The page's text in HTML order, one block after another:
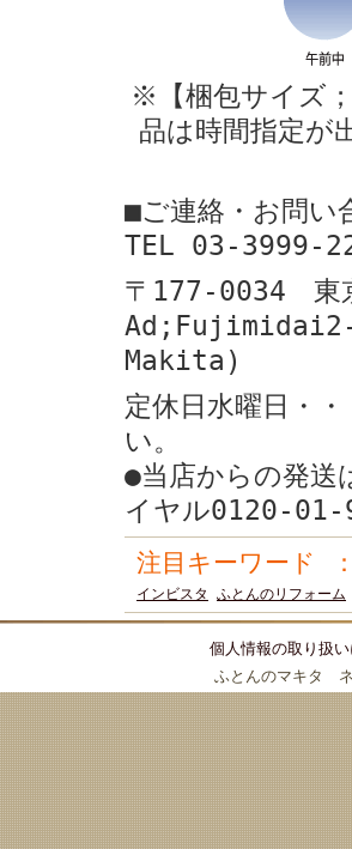
※【梱包サイズ
品は時間指定が
■ご連絡・お問い
TEL 03-3999-
〒177-0034 東
Makita)
定休日水曜日・
い。
●当店からの発送
イヤル0120-01-
注目キーワード
インビスタ ふとんのリフォーム
個人情報の取り扱
ふとんのマキタ